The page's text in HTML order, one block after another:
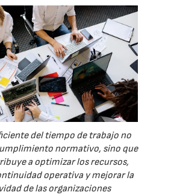
del tiempo de trabajo no
normativo, sino que
a optimizar los recursos,
operativa y mejorar la
de las organizaciones